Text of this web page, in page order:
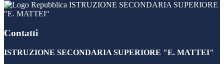
ISTRUZIONE SECONDARIA SUPERIORE
"E. MATTEI"
Contatti
ISTRUZIONE SECONDARIA SUPERIORE "E. MATTEI"